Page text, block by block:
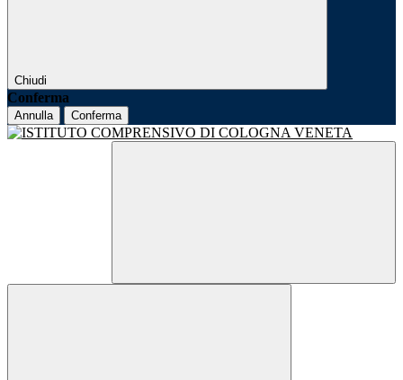
Chiudi
Conferma
Annulla Conferma